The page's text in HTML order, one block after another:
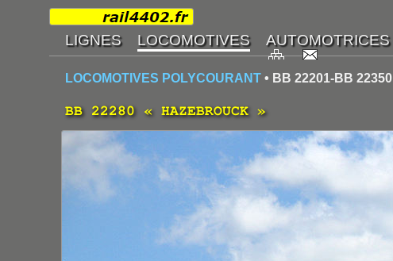
LOCOMOTIVES POLYCOURANT • BB 22201-BB 22350
BB 22280 « HAZEBROUCK »